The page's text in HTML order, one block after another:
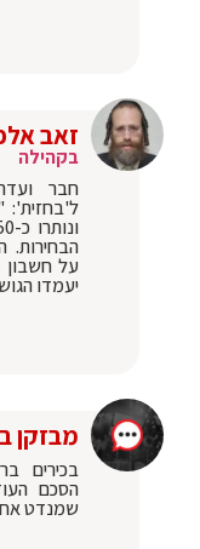
זאב
בקהילה
חבר
הבחירות.
יעמדו הגושים
מבזקן
בכירים
הסכם
שמנדט